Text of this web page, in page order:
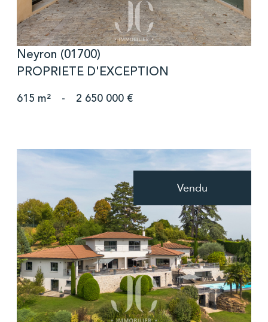
Neyron (01700)
PROPRIETE D'EXCEPTION
615 m² - 2 650 000 €
Vendu
voir le bien